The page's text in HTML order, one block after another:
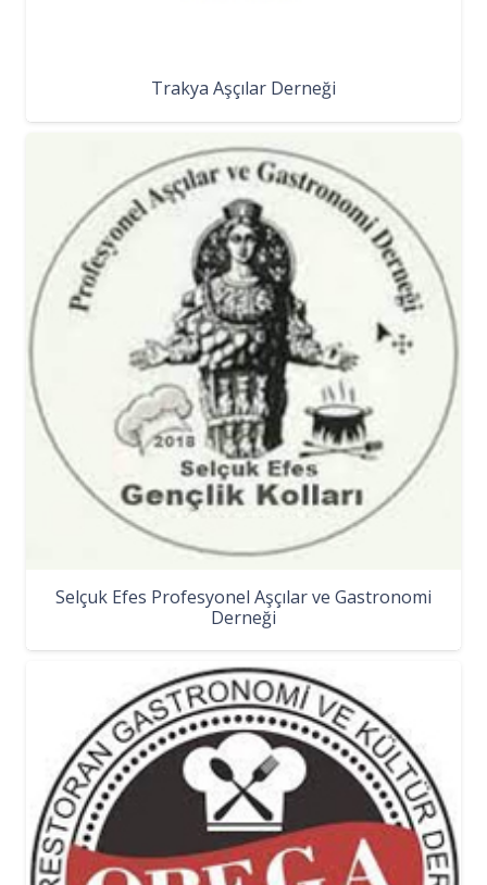
Trakya Aşçılar Derneği
Selçuk Efes Profesyonel Aşçılar ve Gastronomi
Derneği